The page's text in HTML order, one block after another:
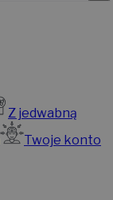
Z jedwabną
Twoje konto